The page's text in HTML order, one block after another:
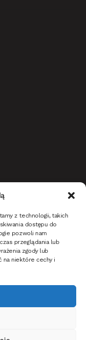
z technologii, takich
dostępu do
pozwoli nam
przeglądania lub
zgody lub
na niektóre cechy i
dobra
– na co
w korytarzu –
Bożego